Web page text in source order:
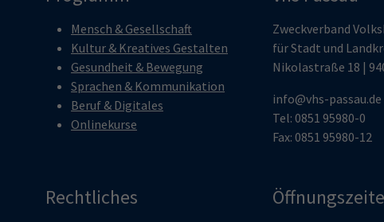
Mensch & Gesellschaft
Kultur & Kreatives Gestalten
Gesundheit & Bewegung
Sprachen & Kommunikation
Beruf & Digitales
Onlinekurse
Zweckverband
für Stadt und
Nikolastraße 18 |
info@vhs-passau.de
Tel: 0851 95980-0
Fax: 0851 95980-12
Rechtliches